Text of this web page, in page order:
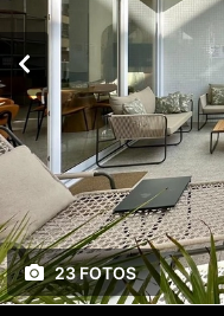
23 FOTOS